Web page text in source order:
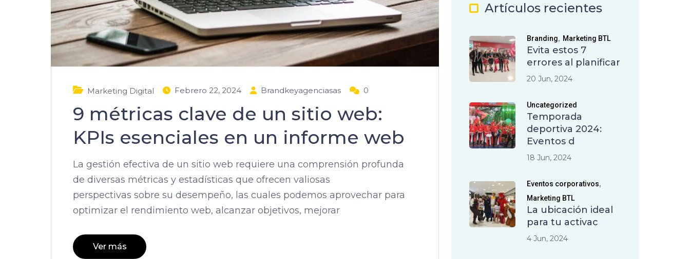
Marketing Digital Febrero 22, 2024 Brandkeyagenciasas 0
9 métricas clave de un sitio web:
KPIs esenciales en un informe web
La gestión efectiva de un sitio web requiere una comprensión profunda
de diversas métricas y estadísticas que ofrecen valiosas
perspectivas sobre su desempeño, las cuales podemos aprovechar para
optimizar el rendimiento web, alcanzar objetivos, mejorar
Ver más
Artículos recientes
Branding, Marketing BTL
Evita estos 7
errores al planificar
20 Jun, 2024
Uncategorized
Temporada
deportiva 2024:
Eventos d
18 Jun, 2024
Eventos corporativos,
Marketing BTL
La ubicación ideal
para tu activac
4 Jun, 2024